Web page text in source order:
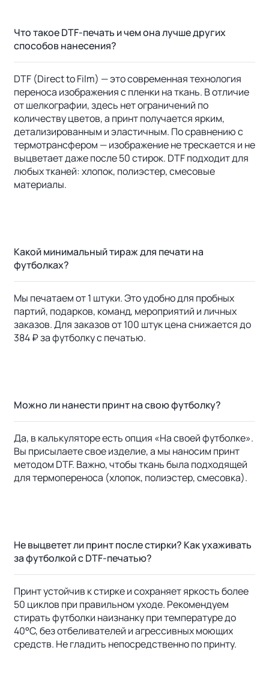
Что такое DTF-печать и чем она лучше других
способов нанесения?
DTF (Direct to Film) — это современная технология
переноса изображения с пленки на ткань. В отличие
от шелкографии, здесь нет ограничений по
количеству цветов, а принт получается ярким,
детализированным и эластичным. По сравнению с
термотрансфером — изображение не трескается и не
выцветает даже после 50 стирок. DTF подходит для
любых тканей: хлопок, полиэстер, смесовые
материалы.
Какой минимальный тираж для печати на
футболках?
Мы печатаем от 1 штуки. Это удобно для пробных
партий, подарков, команд, мероприятий и личных
заказов. Для заказов от 100 штук цена снижается до
384 ₽ за футболку с печатью.
Можно ли нанести принт на свою футболку?
Да, в калькуляторе есть опция «На своей футболке».
Вы присылаете свое изделие, а мы наносим принт
методом DTF. Важно, чтобы ткань была подходящей
для термопереноса (хлопок, полиэстер, смесовка).
Не выцветет ли принт после стирки? Как ухаживать
за футболкой с DTF-печатью?
Принт устойчив к стирке и сохраняет яркость более
50 циклов при правильном уходе. Рекомендуем
стирать футболки наизнанку при температуре до
40°C, без отбеливателей и агрессивных моющих
средств. Не гладить непосредственно по принту.